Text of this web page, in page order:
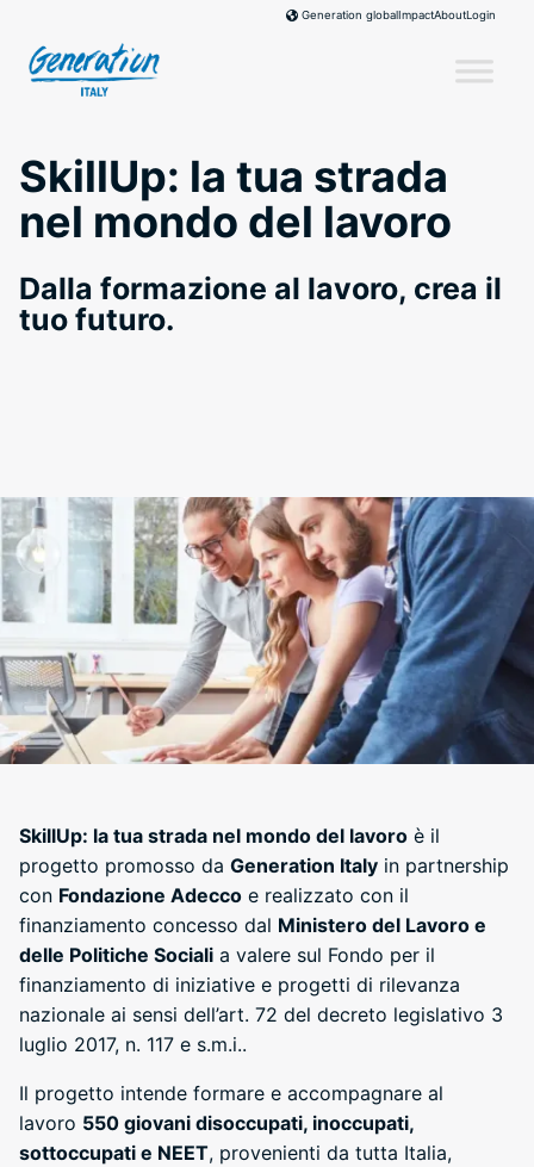
content
Generation globalImpactAboutLogin
SkillUp: la tua strada
nel mondo del lavoro
Dalla formazione al lavoro, crea il
tuo futuro.
SkillUp: la tua strada nel mondo del lavoro è il
progetto promosso da Generation Italy in partnership
con Fondazione Adecco e realizzato con il
finanziamento concesso dal Ministero del Lavoro e
delle Politiche Sociali a valere sul Fondo per il
finanziamento di iniziative e progetti di rilevanza
nazionale ai sensi dell’art. 72 del decreto legislativo 3
luglio 2017, n. 117 e s.m.i..
Il progetto intende formare e accompagnare al
lavoro 550 giovani disoccupati, inoccupati,
sottoccupati e NEET, provenienti da tutta Italia,